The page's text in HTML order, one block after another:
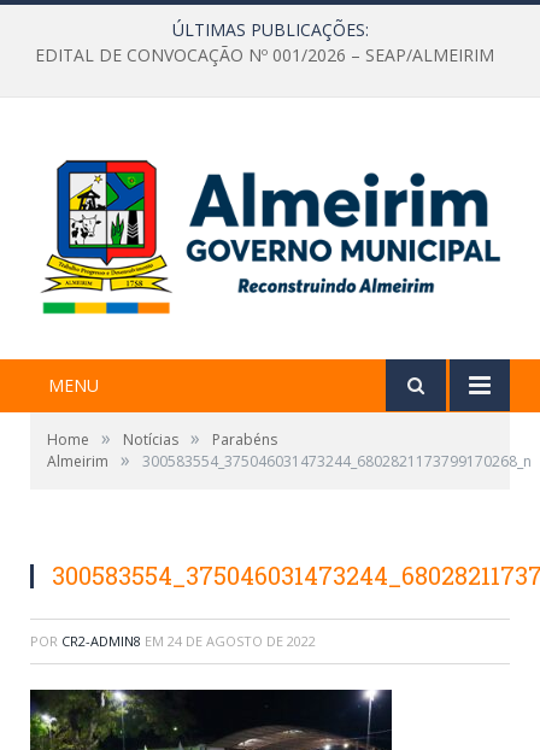
ÚLTIMAS PUBLICAÇÕES:
EDITAL DE CONVOCAÇÃO Nº 001/2026 – SEAP/ALMEIRIM
MENU
Home » Notícias »
Parabéns
Almeirim
» 300583554_375046031473244_6802821173799170268_n
POR CR2-ADMIN8 EM 24 DE AGOSTO DE 2022